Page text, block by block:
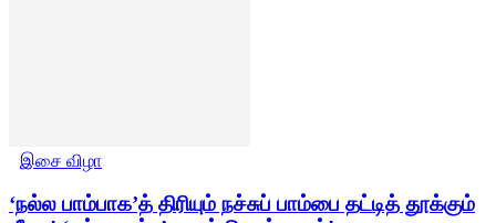
இசை விழா
‘நல்ல பாம்பாக’த் திரியும் நச்சுப் பாம்பை தட்டித் தூக்கும்